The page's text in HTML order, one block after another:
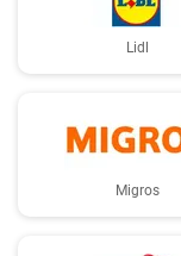
Lidl
Migros